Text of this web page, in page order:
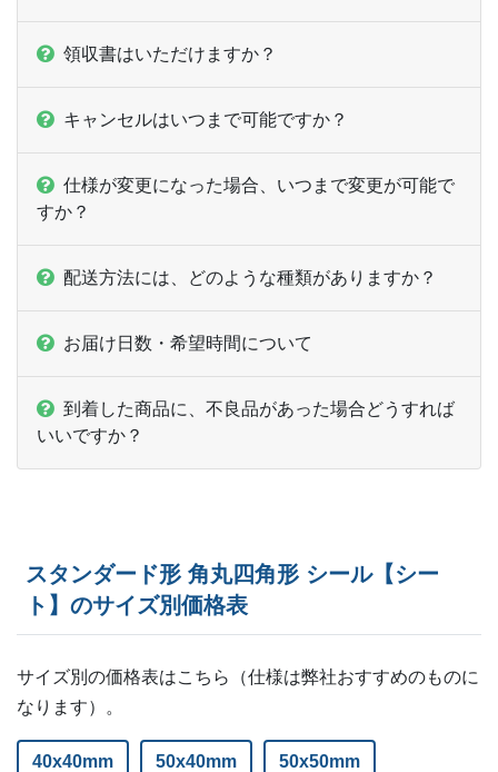
2,000部 ¥ 7,403
2,500部 ー
3,000部 ー
ー
4,000部
5,000部 ¥ 9,713
ー
6,000部 ー
8,000部
9,000部
9,500部 ー
領収書はいただけますか？
キャンセルはいつまで可能ですか？
仕様が変更になった場合、いつまで変更が可能で
すか？
配送方法には、どのような種類がありますか？
お届け日数・希望時間について
到着した商品に、不良品があった場合どうすれば
いいですか？
スタンダード形 角丸四角形 シール【シー
ト】のサイズ別価格表
サイズ別の価格表はこちら（仕様は弊社おすすめのものに
なります）。
40x40mm 50x40mm 50x50mm